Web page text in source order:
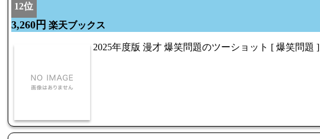
12位
3,260円 楽天ブックス
2025年度版 漫才 爆笑問題のツーショット [ 爆笑問題 ]